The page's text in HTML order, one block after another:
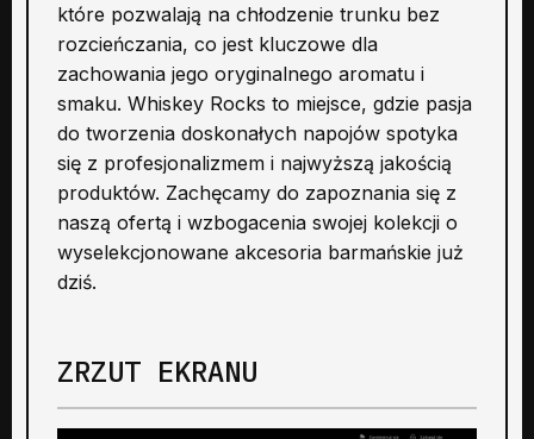
które pozwalają na chłodzenie trunku bez
rozcieńczania, co jest kluczowe dla
zachowania jego oryginalnego aromatu i
smaku. Whiskey Rocks to miejsce, gdzie pasja
do tworzenia doskonałych napojów spotyka
się z profesjonalizmem i najwyższą jakością
produktów. Zachęcamy do zapoznania się z
naszą ofertą i wzbogacenia swojej kolekcji o
wyselekcjonowane akcesoria barmańskie już
dziś.
ZRZUT EKRANU